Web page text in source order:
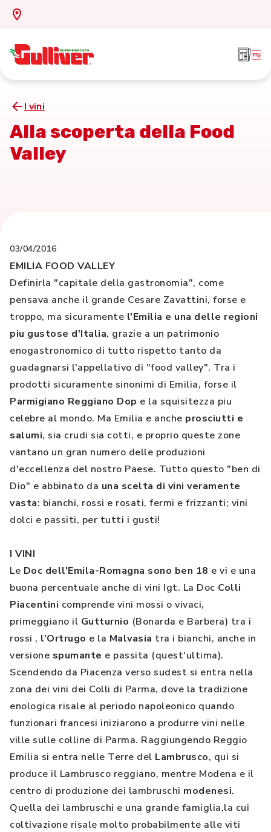
I vini
Alla scoperta della Food
Valley
03/04/2016
EMILIA FOOD VALLEY
Definirla "capitale della gastronomia", come
pensava anche il grande Cesare Zavattini, forse e
troppo, ma sicuramente l'Emilia e una delle regioni
piu gustose d'Italia, grazie a un patrimonio
enogastronomico di tutto rispetto tanto da
guadagnarsi l'appellativo di "food valley". Tra i
prodotti sicuramente sinonimi di Emilia, forse il
Parmigiano Reggiano Dop e la squisitezza piu
celebre al mondo. Ma Emilia e anche prosciutti e
salumi, sia crudi sia cotti, e proprio queste zone
vantano un gran numero delle produzioni
d'eccellenza del nostro Paese. Tutto questo "ben di
Dio" e abbinato da una scelta di vini veramente
vasta: bianchi, rossi e rosati, fermi e frizzanti; vini
dolci e passiti, per tutti i gusti!
I VINI
Le Doc dell'Emila-Romagna sono ben 18 e vi e una
buona percentuale anche di vini Igt. La Doc Colli
Piacentini comprende vini mossi o vivaci,
primeggiano il Gutturnio (Bonarda e Barbera) tra i
rossi , l'Ortrugo e la Malvasia tra i bianchi, anche in
versione spumante e passita (quest'ultima).
Scendendo da Piacenza verso sudest si entra nella
zona dei vini dei Colli di Parma, dove la tradizione
enologica risale al periodo napoleonico quando
funzionari francesi iniziarono a produrre vini nelle
ville sulle colline di Parma. Raggiungendo Reggio
Emilia si entra nelle Terre del Lambrusco, qui si
produce il Lambrusco reggiano, mentre Modena e il
centro di produzione dei lambruschi modenesi.
Quella dei lambruschi e una grande famiglia,la cui
coltivazione risale molto probabilmente alle viti